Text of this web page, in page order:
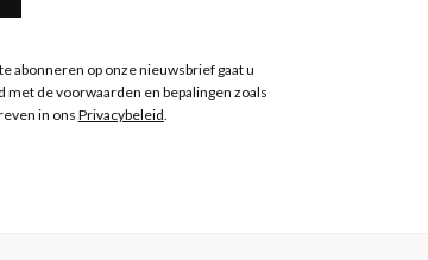
abonneren op onze nieuwsbrief gaat u
met de voorwaarden en bepalingen zoals
in ons Privacybeleid